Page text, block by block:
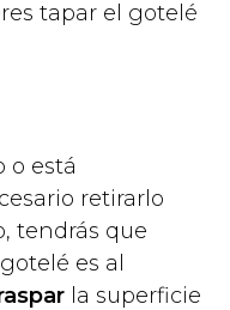
tapar el gotelé
o está
retirarlo
tendrás que
es al
la superficie